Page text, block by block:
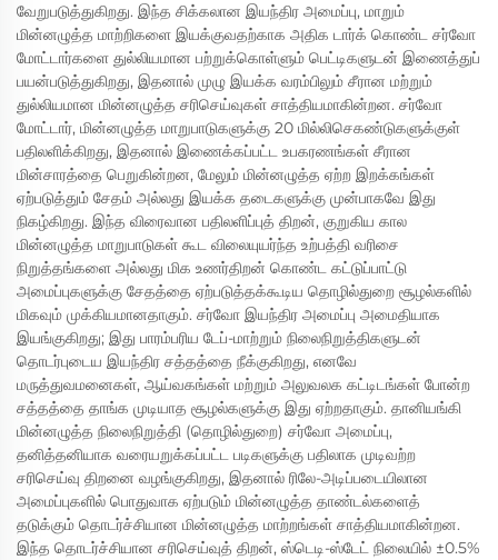
வேறுபடுத்துகிறது. இந்த சிக்கலான இயந்திர அமைப்பு, மாறும்
மின்னழுத்த மாற்றிகளை இயக்குவதற்காக அதிக டார்க் கொண்ட சர்வோ
மோட்டார்களை துல்லியமான பற்றுக்கொள்ளும் பெட்டிகளுடன் இணைத்துப்
பயன்படுத்துகிறது, இதனால் முழு இயக்க வரம்பிலும் சீரான மற்றும்
துல்லியமான மின்னழுத்த சரிசெய்வுகள் சாத்தியமாகின்றன. சர்வோ
மோட்டார், மின்னழுத்த மாறுபாடுகளுக்கு 20 மில்லிசெகண்டுகளுக்குள்
பதிலளிக்கிறது, இதனால் இணைக்கப்பட்ட உபகரணங்கள் சீரான
மின்சாரத்தை பெறுகின்றன, மேலும் மின்னழுத்த ஏற்ற இறக்கங்கள்
ஏற்படுத்தும் சேதம் அல்லது இயக்க தடைகளுக்கு முன்பாகவே இது
நிகழ்கிறது. இந்த விரைவான பதிலளிப்புத் திறன், குறுகிய கால
மின்னழுத்த மாறுபாடுகள் கூட விலையுயர்ந்த உற்பத்தி வரிசை
நிறுத்தங்களை அல்லது மிக உணர்திறன் கொண்ட கட்டுப்பாட்டு
அமைப்புகளுக்கு சேதத்தை ஏற்படுத்தக்கூடிய தொழில்துறை சூழல்களில்
மிகவும் முக்கியமானதாகும். சர்வோ இயந்திர அமைப்பு அமைதியாக
இயங்குகிறது; இது பாரம்பரிய டேப்-மாற்றும் நிலைநிறுத்திகளுடன்
தொடர்புடைய இயந்திர சத்தத்தை நீக்குகிறது, எனவே
மருத்துவமனைகள், ஆய்வகங்கள் மற்றும் அலுவலக கட்டிடங்கள் போன்ற
சத்தத்தை தாங்க முடியாத சூழல்களுக்கு இது ஏற்றதாகும். தானியங்கி
மின்னழுத்த நிலைநிறுத்தி (தொழில்துறை) சர்வோ அமைப்பு,
தனித்தனியாக வரையறுக்கப்பட்ட படிகளுக்கு பதிலாக முடிவற்ற
சரிசெய்வு திறனை வழங்குகிறது, இதனால் ரிலே-அடிப்படையிலான
அமைப்புகளில் பொதுவாக ஏற்படும் மின்னழுத்த தாண்டல்களைத்
தடுக்கும் தொடர்ச்சியான மின்னழுத்த மாற்றங்கள் சாத்தியமாகின்றன.
இந்த தொடர்ச்சியான சரிசெய்வுத் திறன், ஸ்டெடி-ஸ்டேட் நிலையில் ±0.5%